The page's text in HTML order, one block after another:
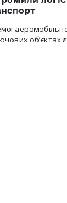
об’єктах